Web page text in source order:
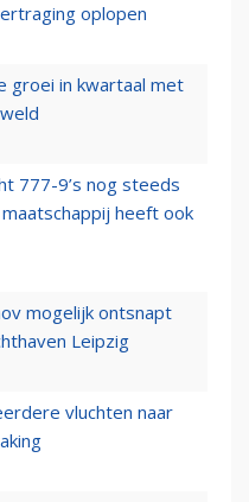
oplopen
groei in kwartaal met
777-9’s nog steeds
heeft ook
mogelijk ontsnapt
Leipzig
vluchten naar